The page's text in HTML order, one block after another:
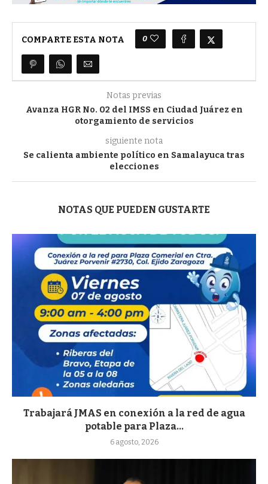
COMPARTE ESTA NOTA 0
Notas previas
Avanza HGR No. 02 del IMSS en Ciudad Juárez en
otorgamiento de servicios
siguiente nota
Se calienta ambiente político en Samalayuca tras
elecciones
NOTAS QUE PUEDEN GUSTARTE
Trabajará JMAS en conexión a la red de agua
potable para Plaza...
6 agosto, 2026